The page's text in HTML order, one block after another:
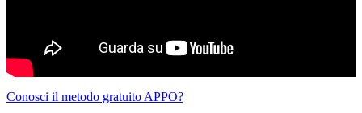
Conosci il metodo gratuito APPO?